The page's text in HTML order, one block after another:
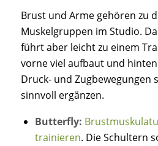
Brust und Arme gehören zu
Muskelgruppen im Studio.
führt aber leicht zu einem
vorne viel aufbaut und
Druck- und Zugbewegungen
sinnvoll ergänzen.
Butterfly:
trainieren. Die Schultern